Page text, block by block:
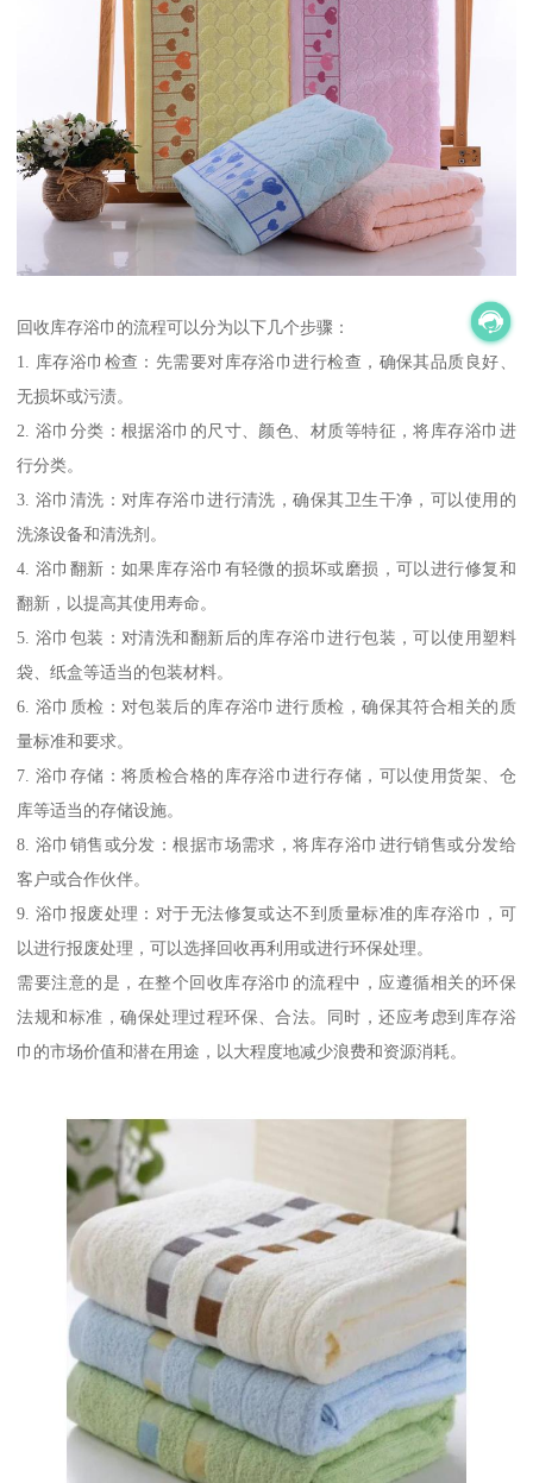
回收库存浴巾的流程可以分为以下几个步骤：
1. 库存浴巾检查：先需要对库存浴巾进行检查，确保其品质良好、
无损坏或污渍。
2. 浴巾分类：根据浴巾的尺寸、颜色、材质等特征，将库存浴巾进
行分类。
3. 浴巾清洗：对库存浴巾进行清洗，确保其卫生干净，可以使用的
洗涤设备和清洗剂。
4. 浴巾翻新：如果库存浴巾有轻微的损坏或磨损，可以进行修复和
翻新，以提高其使用寿命。
5. 浴巾包装：对清洗和翻新后的库存浴巾进行包装，可以使用塑料
袋、纸盒等适当的包装材料。
6. 浴巾质检：对包装后的库存浴巾进行质检，确保其符合相关的质
量标准和要求。
7. 浴巾存储：将质检合格的库存浴巾进行存储，可以使用货架、仓
库等适当的存储设施。
8. 浴巾销售或分发：根据市场需求，将库存浴巾进行销售或分发给
客户或合作伙伴。
9. 浴巾报废处理：对于无法修复或达不到质量标准的库存浴巾，可
以进行报废处理，可以选择回收再利用或进行环保处理。
需要注意的是，在整个回收库存浴巾的流程中，应遵循相关的环保
法规和标准，确保处理过程环保、合法。同时，还应考虑到库存浴
巾的市场价值和潜在用途，以大程度地减少浪费和资源消耗。